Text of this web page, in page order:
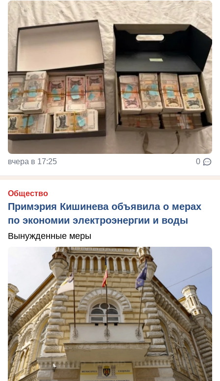
вчера в 17:25 0
Общество
Примэрия Кишинева объявила о мерах
по экономии электроэнергии и воды
Вынужденные меры